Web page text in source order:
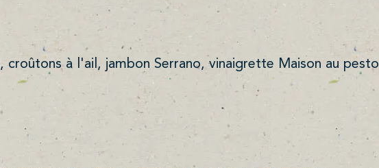
croûtons à l'ail, jambon Serrano, vinaigrette Maison au pesto